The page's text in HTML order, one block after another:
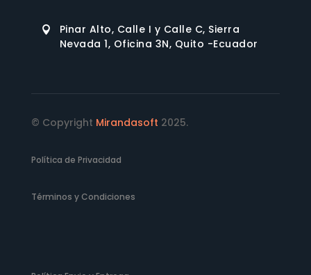

Pinar Alto, Calle I y Calle C, Sierra
Nevada 1, Oficina 3N, Quito -Ecuador
© Copyright Mirandasoft 2025.
Política de Privacidad
Términos y Condiciones